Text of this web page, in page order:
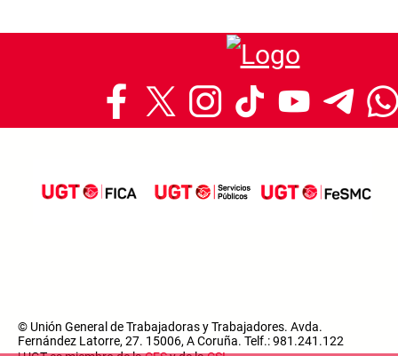
© Unión General de Trabajadoras y Trabajadores. Avda.
Fernández Latorre, 27. 15006, A Coruña. Telf.: 981.241.122